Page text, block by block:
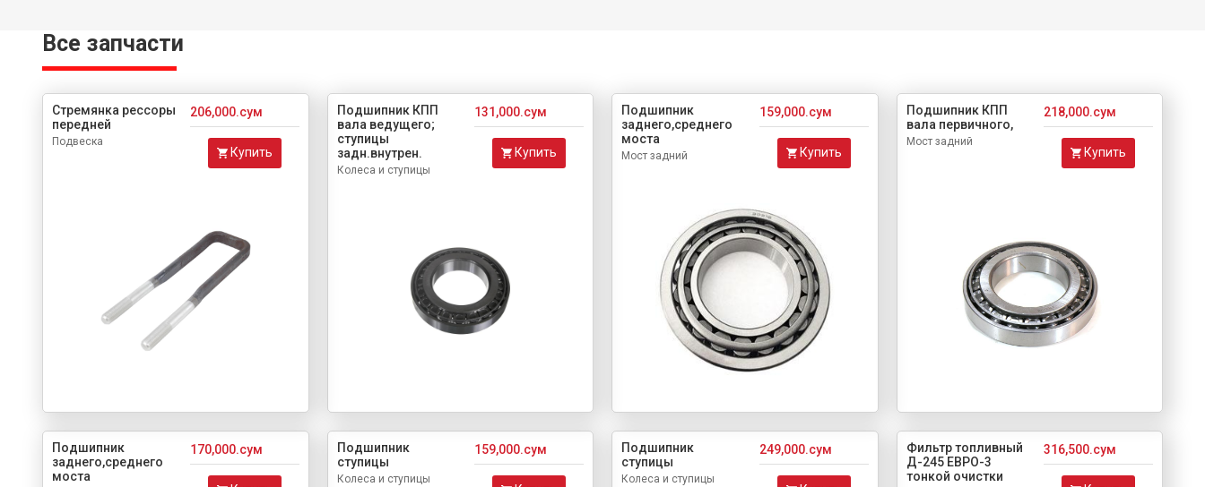
Все запчасти
Стремянка рессоры
передней
Подвеска
206,000.сум
Купить
Подшипник КПП
вала ведущего;
ступицы
задн.внутрен.
Колеса и ступицы
131,000.сум
Купить
Подшипник
заднего,среднего
моста
Мост задний
159,000.сум
Купить
Подшипник КПП
вала первичного,
Мост задний
218,000.сум
Купить
Подшипник
заднего,среднего
моста
170,000.сум
Подшипник
ступицы
Колеса и ступицы
159,000.сум
Подшипник
ступицы
Колеса и ступицы
249,000.сум
Фильтр топливный
Д-245 ЕВРО-3
тонкой очистки
316,500.сум